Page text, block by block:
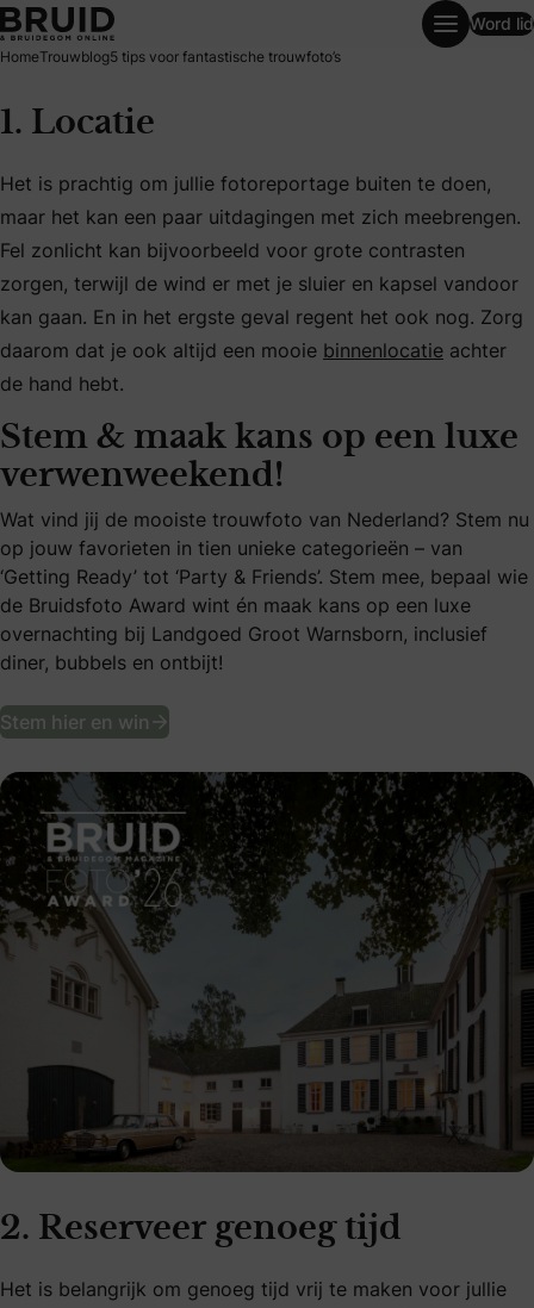
5 tips voor fantastische trouwfoto’s
Word lid
HomeTrouwblog5 tips voor fantastische trouwfoto’s
1. Locatie
Het is prachtig om jullie fotoreportage buiten te doen,
maar het kan een paar uitdagingen met zich meebrengen.
Fel zonlicht kan bijvoorbeeld voor grote contrasten
zorgen, terwijl de wind er met je sluier en kapsel vandoor
kan gaan. En in het ergste geval regent het ook nog. Zorg
daarom dat je ook altijd een mooie binnenlocatie achter
de hand hebt.
Stem & maak kans op een luxe
verwenweekend!
Wat vind jij de mooiste trouwfoto van Nederland? Stem nu
op jouw favorieten in tien unieke categorieën – van
‘Getting Ready’ tot ‘Party & Friends’. Stem mee, bepaal wie
de Bruidsfoto Award wint én maak kans op een luxe
overnachting bij Landgoed Groot Warnsborn, inclusief
diner, bubbels en ontbijt!
Stem hier en win Stem & maak kans op een luxe
2. Reserveer genoeg tijd
Het is belangrijk om genoeg tijd vrij te maken voor jullie